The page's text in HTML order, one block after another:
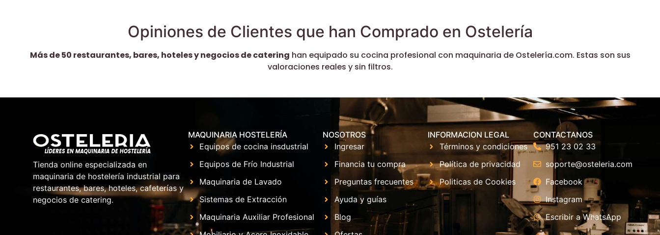
Opiniones de Clientes que han Comprado en Ostelería
Más de 50 restaurantes, bares, hoteles y negocios de catering han equipado su cocina profesional con maquinaria de Ostelería.com. Estas son sus
valoraciones reales y sin filtros.
Tienda online especializada en
maquinaria de hostelería industrial para
restaurantes, bares, hoteles, cafeterías y
negocios de catering.
MAQUINARIA HOSTELERÍA
Equipos de cocina insdustrial
Equipos de Frío Industrial
Maquinaria de Lavado
Sistemas de Extracción
Maquinaria Auxiliar Profesional
NOSOTROS
Ingresar
Financia tu compra
Preguntas frecuentes
Ayuda y guías
Blog
INFORMACION LEGAL
Términos y condiciones
Política de privacidad
Politicas de Cookies
CONTACTANOS
951 23 02 33
soporte@osteleria.com
Facebook
Instagram
Escribir a WhatsApp